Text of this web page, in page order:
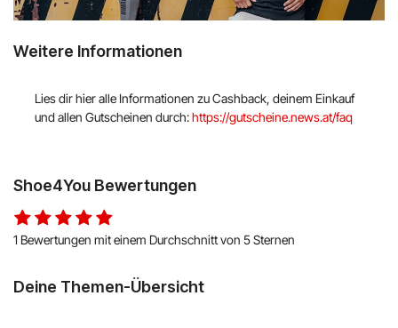
Weitere Informationen
Lies dir hier alle Informationen zu Cashback, deinem Einkauf
und allen Gutscheinen durch:https://gutscheine.news.at/faq
Shoe4You Bewertungen
1 Bewertungen mit einem Durchschnitt von 5 Sternen
Deine Themen-Übersicht